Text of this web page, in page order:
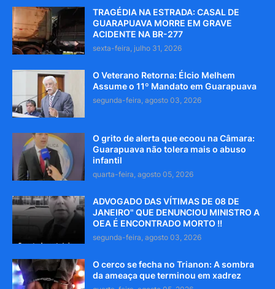
TRAGÉDIA NA ESTRADA: CASAL DE
GUARAPUAVA MORRE EM GRAVE
ACIDENTE NA BR-277
sexta-feira, julho 31, 2026
O Veterano Retorna: Élcio Melhem
Assume o 11º Mandato em Guarapuava
segunda-feira, agosto 03, 2026
O grito de alerta que ecoou na Câmara:
Guarapuava não tolera mais o abuso
infantil
quarta-feira, agosto 05, 2026
ADVOGADO DAS VÍTIMAS DE 08 DE
JANEIRO" QUE DENUNCIOU MINISTRO A
OEA É ENCONTRADO MORTO !!
segunda-feira, agosto 03, 2026
O cerco se fecha no Trianon: A sombra
da ameaça que terminou em xadrez